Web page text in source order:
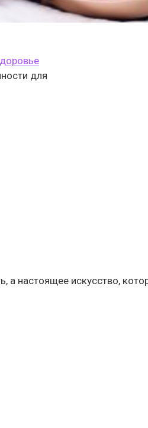
для
настоящее искусство,